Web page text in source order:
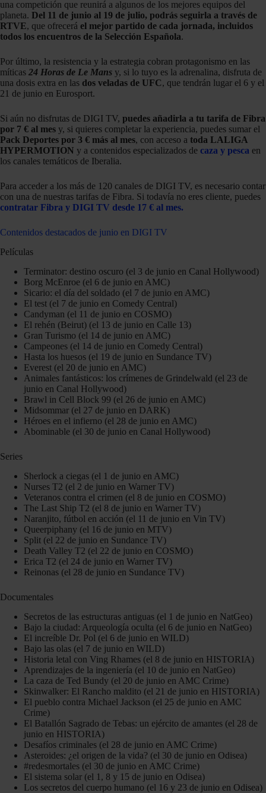
una competición que reunirá a algunos de los mejores equipos del
planeta. Del 11 de junio al 19 de julio, podrás seguirla a través de
RTVE, que ofrecerá el mejor partido de cada jornada, incluidos
todos los encuentros de la Selección Española.
Por último, la resistencia y la estrategia cobran protagonismo en las
míticas 24 Horas de Le Mans y, si lo tuyo es la adrenalina, disfruta de
una dosis extra en las dos veladas de UFC, que tendrán lugar el 6 y el
21 de junio en Eurosport.
Si aún no disfrutas de DIGI TV, puedes añadirla a tu tarifa de Fibra
por 7 € al mes y, si quieres completar la experiencia, puedes sumar el
Pack Deportes por 3 € más al mes, con acceso a toda LALIGA
HYPERMOTION y a contenidos especializados de caza y pesca en
los canales temáticos de Iberalia.
Para acceder a los más de 120 canales de DIGI TV, es necesario contar
con una de nuestras tarifas de Fibra. Si todavía no eres cliente, puedes
contratar Fibra y DIGI TV desde 17 € al mes.
Contenidos destacados de junio en DIGI TV
Películas
Terminator: destino oscuro (el 3 de junio en Canal Hollywood)
Borg McEnroe (el 6 de junio en AMC)
Sicario: el día del soldado (el 7 de junio en AMC)
El test (el 7 de junio en Comedy Central)
Candyman (el 11 de junio en COSMO)
El rehén (Beirut) (el 13 de junio en Calle 13)
Gran Turismo (el 14 de junio en AMC)
Campeones (el 14 de junio en Comedy Central)
Hasta los huesos (el 19 de junio en Sundance TV)
Everest (el 20 de junio en AMC)
Animales fantásticos: los crímenes de Grindelwald (el 23 de
junio en Canal Hollywood)
Brawl in Cell Block 99 (el 26 de junio en AMC)
Midsommar (el 27 de junio en DARK)
Héroes en el infierno (el 28 de junio en AMC)
Abominable (el 30 de junio en Canal Hollywood)
Series
Sherlock a ciegas (el 1 de junio en AMC)
Nurses T2 (el 2 de junio en Warner TV)
Veteranos contra el crimen (el 8 de junio en COSMO)
The Last Ship T2 (el 8 de junio en Warner TV)
Naranjito, fútbol en acción (el 11 de junio en Vin TV)
Queerpiphany (el 16 de junio en MTV)
Split (el 22 de junio en Sundance TV)
Death Valley T2 (el 22 de junio en COSMO)
Erica T2 (el 24 de junio en Warner TV)
Reinonas (el 28 de junio en Sundance TV)
Documentales
Secretos de las estructuras antiguas (el 1 de junio en NatGeo)
Bajo la ciudad: Arqueología oculta (el 6 de junio en NatGeo)
El increíble Dr. Pol (el 6 de junio en WILD)
Bajo las olas (el 7 de junio en WILD)
Historia letal con Ving Rhames (el 8 de junio en HISTORIA)
Aprendizajes de la ingeniería (el 10 de junio en NatGeo)
La caza de Ted Bundy (el 20 de junio en AMC Crime)
Skinwalker: El Rancho maldito (el 21 de junio en HISTORIA)
El pueblo contra Michael Jackson (el 25 de junio en AMC
Crime)
El Batallón Sagrado de Tebas: un ejército de amantes (el 28 de
junio en HISTORIA)
Desafíos criminales (el 28 de junio en AMC Crime)
Asteroides: ¿el origen de la vida? (el 30 de junio en Odisea)
#redesmortales (el 30 de junio en AMC Crime)
El sistema solar (el 1, 8 y 15 de junio en Odisea)
Los secretos del cuerpo humano (el 16 y 23 de junio en Odisea)